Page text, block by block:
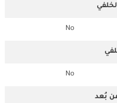
No
No
بُعد